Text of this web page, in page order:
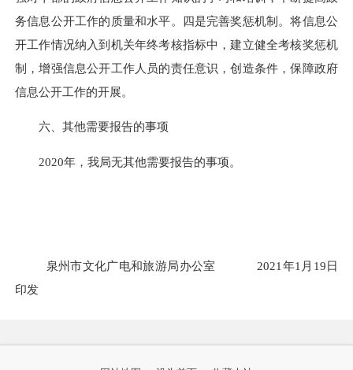
务信息公开工作的质量和水平。 四是完善奖惩机制。将信息公
开工作情况纳入到机关年终考核指标中，建立健全考核奖惩机
制，增强信息公开工作人员的责任意识，创造条件，保障政府
信息公开工作的开展。
六、其他需要报告的事项
2020年，我局无其他需要报告的事项。
泉州市文化广电和旅游局办公室 2021年1月 19 日
印发